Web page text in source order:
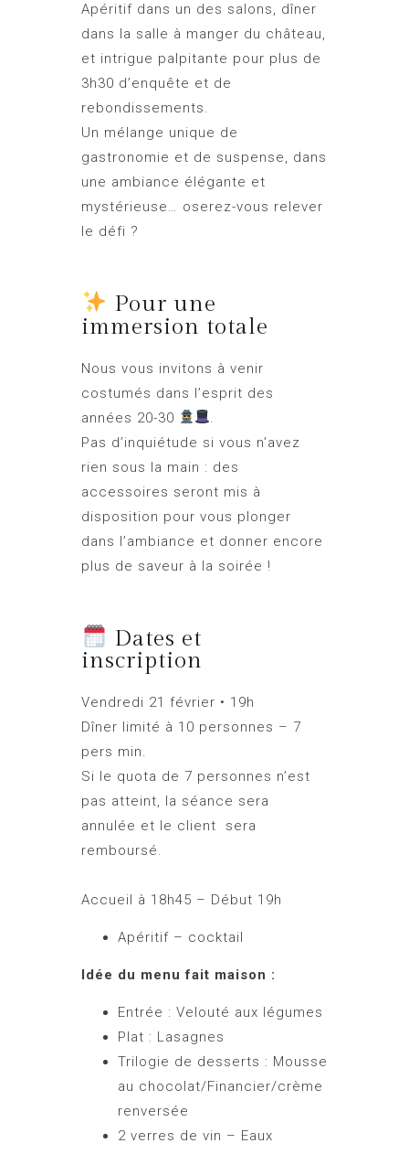
Apéritif dans un des salons, dîner
dans la salle à manger du château,
et intrigue palpitante pour plus de
3h30 d’enquête et de
rebondissements.
Un mélange unique de
gastronomie et de suspense, dans
une ambiance élégante et
mystérieuse… oserez-vous relever
le défi ?
Pour une
immersion totale
Nous vous invitons à venir
costumés dans l’esprit des
années 20-30
Pas d’inquiétude si vous n’avez
rien sous la main : des
accessoires seront mis à
disposition pour vous plonger
dans l’ambiance et donner encore
plus de saveur à la soirée !
Dates et
inscription
Vendredi 21 février • 19h
Dîner limité à 10 personnes – 7
pers min.
Si le quota de 7 personnes n’est
pas atteint, la séance sera
annulée et le client sera
remboursé.
Accueil à 18h45 – Début 19h
Apéritif – cocktail
Idée du menu fait maison :
Entrée : Velouté aux légumes
Plat : Lasagnes
Trilogie de desserts : Mousse
au chocolat/Financier/crème
renversée
2 verres de vin – Eaux